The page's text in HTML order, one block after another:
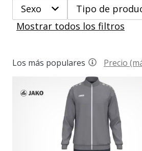
Sexo Tipo de
Mostrar todos los filtros
Los más populares Precio